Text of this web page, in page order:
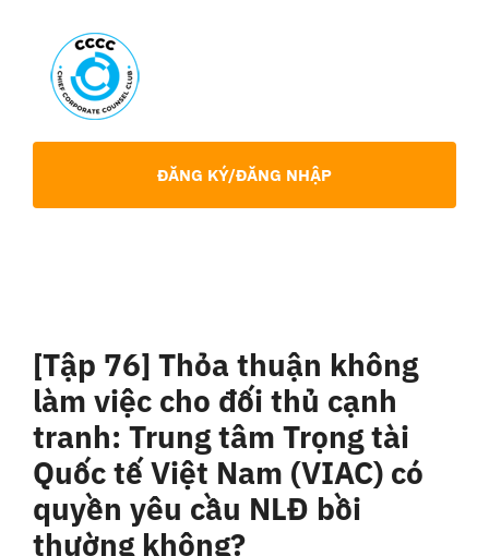
content
Chia Sẻ Chuyên Môn
Tin tức
Liên Hệ
ĐĂNG KÝ/ĐĂNG NHẬP
[Tập 76] Thỏa thuận không
làm việc cho đối thủ cạnh
tranh: Trung tâm Trọng tài
Quốc tế Việt Nam (VIAC) có
quyền yêu cầu NLĐ bồi
thường không?